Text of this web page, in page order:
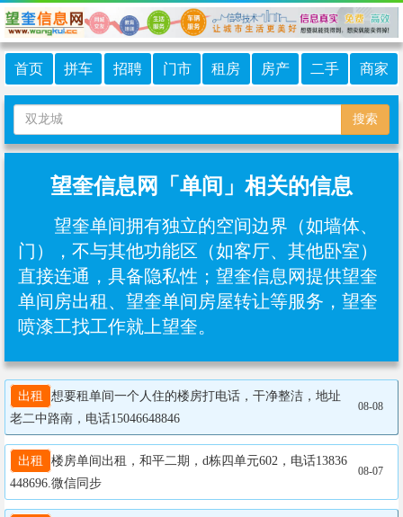
首页 拼车 招聘 门市 租房 房产 二手 商家
搜索
望奎信息网「单间」相关的信息
望奎单间拥有独立的空间边界（如墙体、
门），不与其他功能区（如客厅、其他卧室）
直接连通，具备隐私性；望奎信息网提供望奎
单间房出租、望奎单间房屋转让等服务，望奎
喷漆工找工作就上望奎。
出租
想要租单间一个人住的楼房打电话，干净整洁，地址
老二中路南，电话15046648846
08-08
出租
楼房单间出租，和平二期，d栋四单元602，电话13836
448696.微信同步
08-07